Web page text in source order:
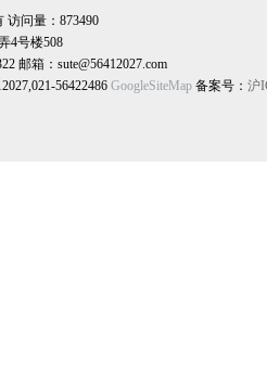
访问量：873490
4号楼508
邮箱：sute@56412027.com
56422486 GoogleSiteMap 备案号： 沪